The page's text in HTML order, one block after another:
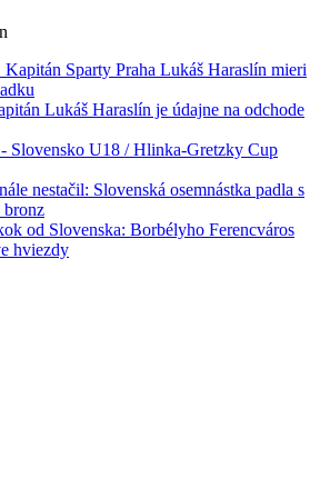
Sparty Praha Lukáš Haraslín mieri
Lukáš Haraslín je údajne na odchode
U18 / Hlinka-Gretzky Cup
nestačil: Slovenská osemnástka padla s
bronz
od Slovenska: Borbélyho Ferencváros
hviezdy